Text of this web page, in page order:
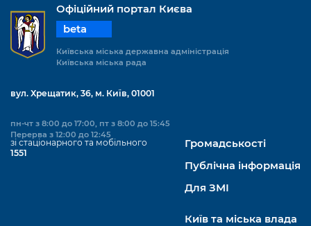
Офіційний портал Києва
beta
Київська міська державна адміністрація
Київська міська рада
вул. Хрещатик, 36, м. Київ, 01001
пн-чт з 8:00 до 17:00, пт з 8:00 до 15:45
Перерва з 12:00 до 12:45
зі стаціонарного та мобільного
1551
Громадськості
Публічна інформація
Для ЗМІ
Київ та міська влада